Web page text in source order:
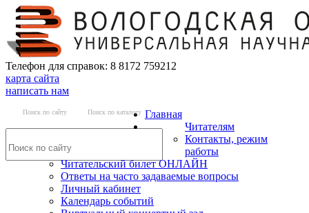
Телефон для справок: 8 8172 759212
карта сайта
написать нам
Поиск по сайту Поиск по каталогу Главная
Читателям
Контакты, режим
работы
Читательский билет ОНЛАЙН
Ответы на часто задаваемые вопросы
Личный кабинет
Календарь событий